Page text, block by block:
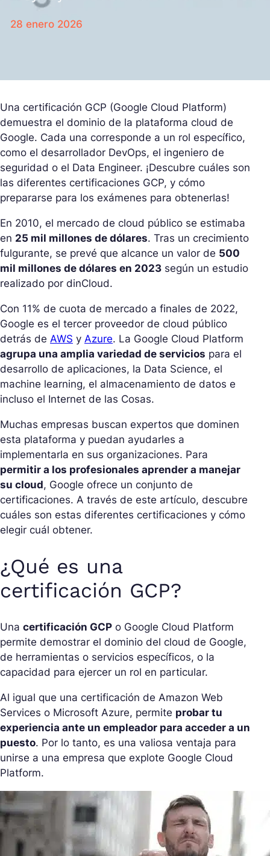
28 enero 2026
Una certificación GCP (Google Cloud Platform)
demuestra el dominio de la plataforma cloud de
Google. Cada una corresponde a un rol específico,
como el desarrollador DevOps, el ingeniero de
seguridad o el Data Engineer. ¡Descubre cuáles son
las diferentes certificaciones GCP, y cómo
prepararse para los exámenes para obtenerlas!
En 2010, el mercado de cloud público se estimaba
en 25 mil millones de dólares. Tras un crecimiento
fulgurante, se prevé que alcance un valor de 500
mil millones de dólares en 2023 según un estudio
realizado por dinCloud.
Con 11% de cuota de mercado a finales de 2022,
Google es el tercer proveedor de cloud público
detrás de AWS y Azure. La Google Cloud Platform
agrupa una amplia variedad de servicios para el
desarrollo de aplicaciones, la Data Science, el
machine learning, el almacenamiento de datos e
incluso el Internet de las Cosas.
Muchas empresas buscan expertos que dominen
esta plataforma y puedan ayudarles a
implementarla en sus organizaciones. Para
permitir a los profesionales aprender a manejar
su cloud, Google ofrece un conjunto de
certificaciones. A través de este artículo, descubre
cuáles son estas diferentes certificaciones y cómo
elegir cuál obtener.
¿Qué es una
certificación GCP?
Una certificación GCP o Google Cloud Platform
permite demostrar el dominio del cloud de Google,
de herramientas o servicios específicos, o la
capacidad para ejercer un rol en particular.
Al igual que una certificación de Amazon Web
Services o Microsoft Azure, permite probar tu
experiencia ante un empleador para acceder a un
puesto. Por lo tanto, es una valiosa ventaja para
unirse a una empresa que explote Google Cloud
Platform.